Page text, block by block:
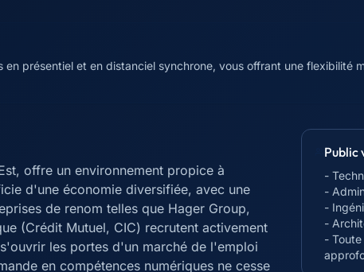
présentiel et en distanciel synchrone, vous offrant une flexibilité
offre un environnement propice à
d'une économie diversifiée, avec une
de renom telles que Hager Group,
(Crédit Mutuel, CIC) recrutent activement
les portes d'un marché de l'emploi
en compétences numériques ne cesse
Public
-
-
-
-
-